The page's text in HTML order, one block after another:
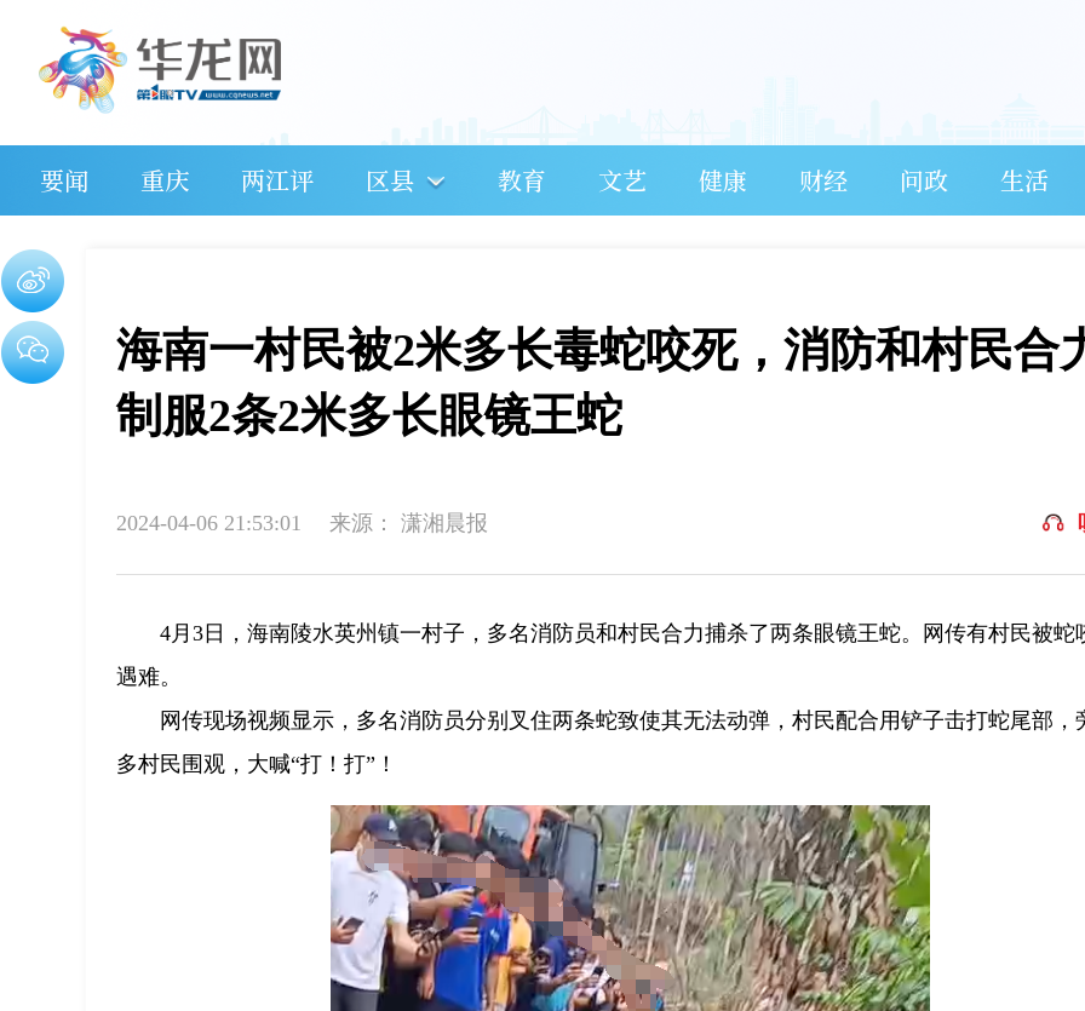
要闻 重庆 两江评 区县 教育 文艺 健康 财经 问政 生活
海南一村民被2米多长毒蛇咬死，消防和村民合
制服2条2米多长眼镜王蛇
2024-04-06 21:53:01 来源： 潇湘晨报
4月3日，海南陵水英州镇一村子，多名消防员和村民合力捕杀了两条眼镜王蛇。网传有村民被蛇
遇难。
网传现场视频显示，多名消防员分别叉住两条蛇致使其无法动弹，村民配合用铲子击打蛇尾部，
多村民围观，大喊“打！打”！